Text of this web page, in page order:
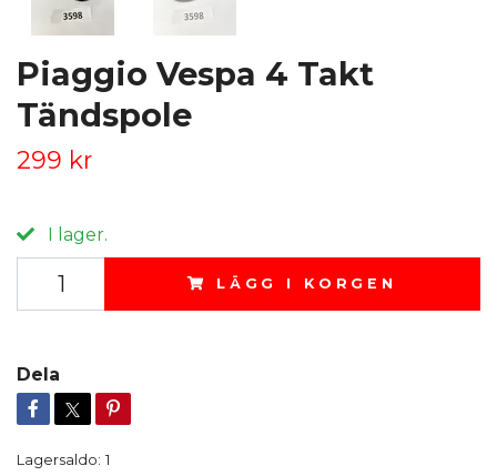
Piaggio Vespa 4 Takt
Tändspole
299 kr
I lager.
LÄGG I KORGEN
Dela
Lagersaldo: 1